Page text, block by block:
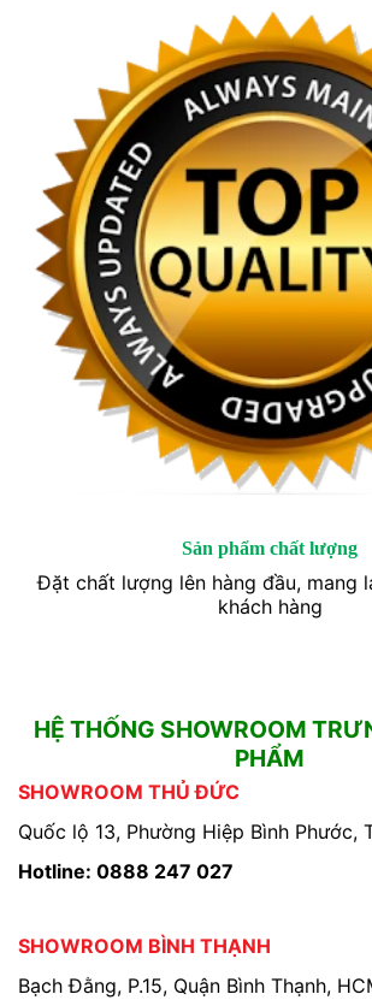
Sản phẩm chất lượng
Đặt chất lượng lên hàng đầu, mang
khách hàng
HỆ THỐNG SHOWROOM
PHẨM
SHOWROOM THỦ ĐỨC
Quốc lộ 13, Phường Hiệp Bình Phước,
Hotline: 0888 247 027
SHOWROOM BÌNH THẠNH
Bạch Đằng, P.15, Quận Bình Thạnh,